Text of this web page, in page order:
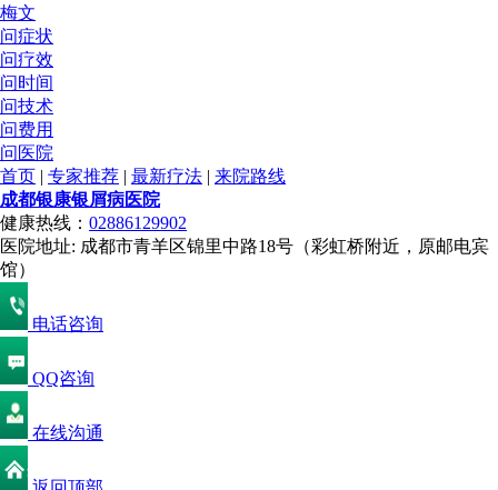
梅文
问症状
问疗效
问时间
问技术
问费用
问医院
首页 | 专家推荐 | 最新疗法 | 来院路线
成都银康银屑病医院
健康热线： 02886129902
医院地址: 成都市青羊区锦里中路18号（彩虹桥附近，原邮电宾
馆）
电话咨询
QQ咨询
在线沟通